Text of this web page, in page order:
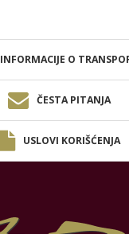
INFORMACIJE O
ČESTA PITANJA
USLOVI KORIŠĆENJA